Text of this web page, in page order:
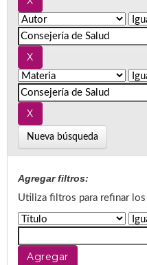
Nueva búsqueda
Agregar filtros:
Utiliza filtros para refinar